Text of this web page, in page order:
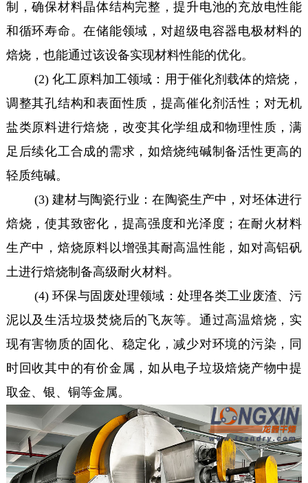
制，确保材料晶体结构完整，提升电池的充放电性能
和循环寿命。在储能领域，对超级电容器电极材料的
焙烧，也能通过该设备实现材料性能的优化。
(2) 化工原料加工领域：用于催化剂载体的焙烧，
调整其孔结构和表面性质，提高催化剂活性；对无机
盐类原料进行焙烧，改变其化学组成和物理性质，满
足后续化工合成的需求，如焙烧纯碱制备活性更高的
轻质纯碱。
(3) 建材与陶瓷行业：在陶瓷生产中，对坯体进行
焙烧，使其致密化，提高强度和光泽度；在耐火材料
生产中，焙烧原料以增强其耐高温性能，如对高铝矾
土进行焙烧制备高级耐火材料。
(4) 环保与固废处理领域：处理各类工业废渣、污
泥以及生活垃圾焚烧后的飞灰等。通过高温焙烧，实
现有害物质的固化、稳定化，减少对环境的污染，同
时回收其中的有价金属，如从电子垃圾焙烧产物中提
取金、银、铜等金属。